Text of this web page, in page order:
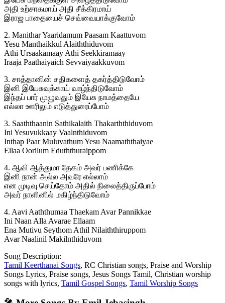
அதி உற்சாகமாய் அதி சீக்கிரமாய்
இராஜ பாதையைச் செவ்வையாக்குவோம்
2. Manithar Yaaridamum Paasam Kaattuvom
Yesu Manthaikkul Alaiththiduvom
Athi Ursaakamaay Athi Seekkiramaay
Iraaja Paathaiyaich Sevvaiyaakkuvom
3. சாத்தானின் சதிகளைத் தகர்த்திடுவோம்
இனி இயேசுவுக்காய் வாழ்ந்திடுவோம்
இந்தப் பார் முழுவதும் இயேசு நாமத்தையே
எல்லா ஊரிலும் எடுத்துரைப்போம்
3. Saaththaanin Sathikalaith Thakarththiduvom
Ini Yesuvukkaay Vaalnthiduvom
Inthap Paar Muluvathum Yesu Naamaththaiyae
Ellaa Oorilum Eduththuraippom
4. ஆவி ஆத்துமா தேகம் அவர் பணிக்கே
இனி நான் அல்ல அவரே எல்லாம்
என முடிவு செய்தோம் அதில் நிலைத்திருப்போம்
அவர் நாளினில் மகிழ்ந்திடுவோம்
4. Aavi Aaththumaa Thaekam Avar Pannikkae
Ini Naan Alla Avarae Ellaam
Ena Mutivu Seythom Athil Nilaiththiruppom
Avar Naalinil Makilnthiduvom
Song Description:
Tamil Keerthanai Songs, RC Christian songs, Praise and Worship
Songs Lyrics, Praise songs, Jesus Songs Tamil, Christian worship
songs with lyrics, Tamil Gospel Songs, Tamil Worship Songs